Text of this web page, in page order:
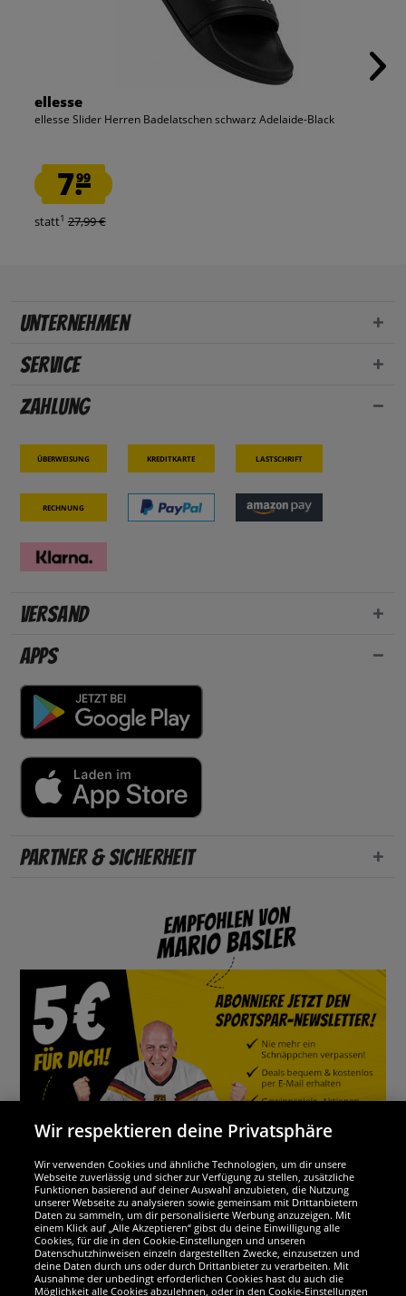
ellesse
ellesse Slider Herren Badelatschen schwarz Adelaide-Black
7.99
statt1 27,99 €
Unternehmen
Service
Zahlung
Überweisung Kreditkarte Lastschrift
Rechnung
Versand
Apps
Partner & Sicherheit
Wir sind ausgezeichnet
Wir respektieren deine Privatsphäre
Wir verwenden Cookies und ähnliche Technologien, um dir unsere
Webseite zuverlässig und sicher zur Verfügung zu stellen, zusätzliche
Funktionen basierend auf deiner Auswahl anzubieten, die Nutzung
unserer Webseite zu analysieren sowie gemeinsam mit Drittanbietern
Daten zu sammeln, um dir personalisierte Werbung anzuzeigen. Mit
einem Klick auf „Alle Akzeptieren“ gibst du deine Einwilligung alle
Cookies, für die in den Cookie-Einstellungen und unseren
Datenschutzhinweisen einzeln dargestellten Zwecke, einzusetzen und
deine Daten durch uns oder durch Drittanbieter zu verarbeiten. Mit
Ausnahme der unbedingt erforderlichen Cookies hast du auch die
Möglichkeit alle Cookies abzulehnen, oder in den Cookie-Einstellungen